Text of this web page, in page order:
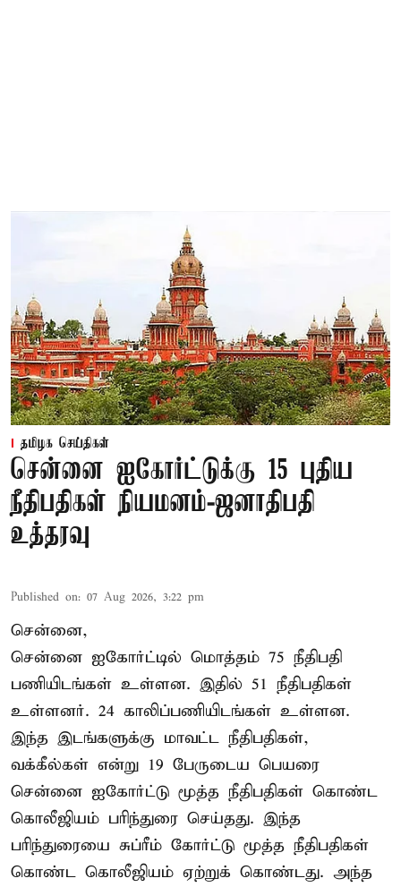
தமிழக செய்திகள்
சென்னை ஐகோர்ட்டுக்கு 15 புதிய
நீதிபதிகள் நியமனம்-ஜனாதிபதி
உத்தரவு
Published on: 07 Aug 2026, 3:22 pm
சென்னை,
சென்னை ஐகோர்ட்டில் மொத்தம் 75 நீதிபதி
பணியிடங்கள் உள்ளன. இதில் 51 நீதிபதிகள்
உள்ளனர். 24 காலிப்பணியிடங்கள் உள்ளன.
இந்த இடங்களுக்கு மாவட்ட நீதிபதிகள்,
வக்கீல்கள் என்று 19 பேருடைய பெயரை
சென்னை ஐகோர்ட்டு மூத்த நீதிபதிகள் கொண்ட
கொலீஜியம் பரிந்துரை செய்தது. இந்த
பரிந்துரையை சுப்ரீம் கோர்ட்டு மூத்த நீதிபதிகள்
கொண்ட கொலீஜியம் ஏற்றுக் கொண்டது. அந்த